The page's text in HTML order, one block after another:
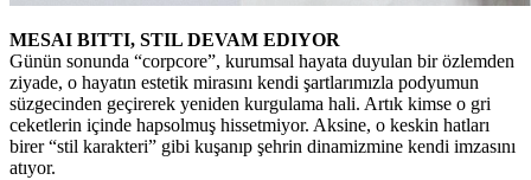
MESAI BITTI, STIL DEVAM EDIYOR
Günün sonunda “corpcore”, kurumsal hayata duyulan bir özlemden
ziyade, o hayatın estetik mirasını kendi şartlarımızla podyumun
süzgecinden geçirerek yeniden kurgulama hali. Artık kimse o gri
ceketlerin içinde hapsolmuş hissetmiyor. Aksine, o keskin hatları
birer “stil karakteri” gibi kuşanıp şehrin dinamizmine kendi imzasını
atıyor.